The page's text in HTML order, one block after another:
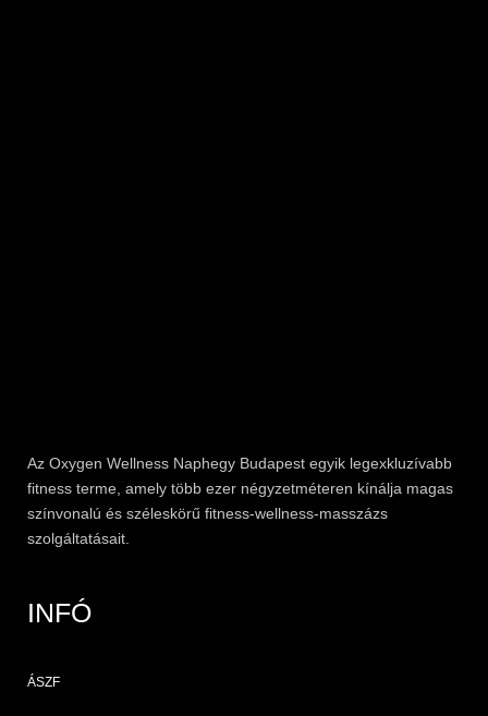
Az Oxygen Wellness Naphegy Budapest egyik legexkluzívabb
fitness terme, amely több ezer négyzetméteren kínálja magas
színvonalú és széleskörű fitness-wellness-masszázs
szolgáltatásait.
INFÓ
ÁSZF